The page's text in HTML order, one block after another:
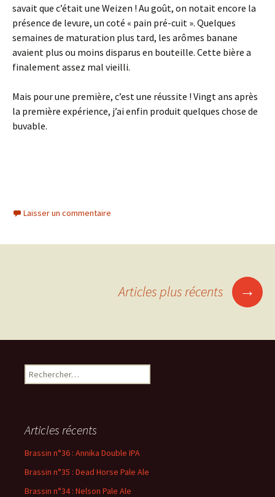
savait que c’était une Weizen ! Au goût, on notait encore la
présence de levure, un coté « pain pré-cuit ». Quelques
semaines de maturation plus tard, les arômes banane
avaient plus ou moins disparus en bouteille. Cette bière a
finalement assez mal vieilli.
Mais pour une première, c’est une réussite ! Vingt ans après
la première expérience, j’ai enfin produit quelques chose de
buvable.
Laisser un commentaire
Navigation
des
articles
Articles plus récents →
R
e
r
c
e
r
Articles récents
Brassin n°36 : Annika Double IPA
Brassin n°35 : Dead Horse Pale Ale
Brassin n°34 : Nelson Pale Ale